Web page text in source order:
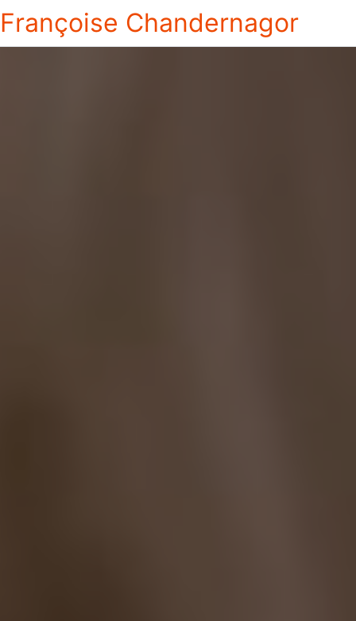
Françoise Chandernagor